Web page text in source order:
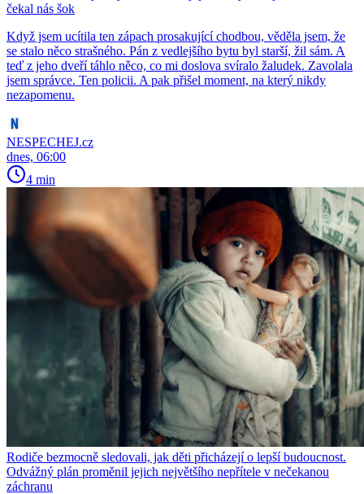
čekal nás šok
Když jsem ucítila ten zápach prosakující chodbou, věděla jsem, že
se stalo něco strašného. Pán z vedlejšího bytu byl starší, žil sám. A
teď z jeho dveří táhlo něco, co mi doslova svíralo žaludek. Zavolala
jsem správce. Ten policii. A pak přišel moment, na který nikdy
nezapomenu.
NESPECHEJ.cz
dnes, 06:00
4 min
Rodiče bezmocně sledovali, jak děti přicházejí o lepší budoucnost.
Odvážný plán proměnil jejich největšího nepřítele v nečekanou
záchranu